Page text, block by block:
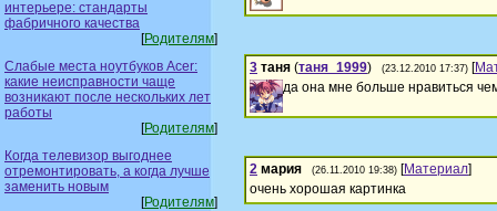
интерьере: стандарты
фабричного качества
[Родителям]
Слабые места ноутбуков Acer:
какие неисправности чаще
возникают после нескольких лет
работы
[Родителям]
Когда телевизор выгоднее
отремонтировать, а когда лучше
заменить новым
[Родителям]
3 таня (таня_1999) (23.12.2010 17:37) [
да она мне больше нравиться
2 мария (26.11.2010 19:38) [Материал]
очень хорошая картинка